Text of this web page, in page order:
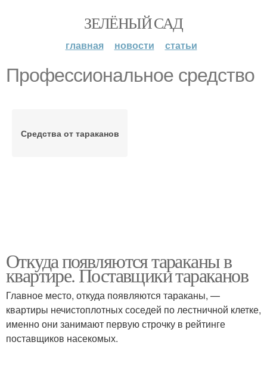
ЗЕЛЁНЫЙ САД
главная новости статьи
Профессиональное средство
Средства от тараканов
Откуда появляются тараканы в
квартире. Поставщики тараканов
Главное место, откуда появляются тараканы, —
квартиры нечистоплотных соседей по лестничной клетке,
именно они занимают первую строчку в рейтинге
поставщиков насекомых.